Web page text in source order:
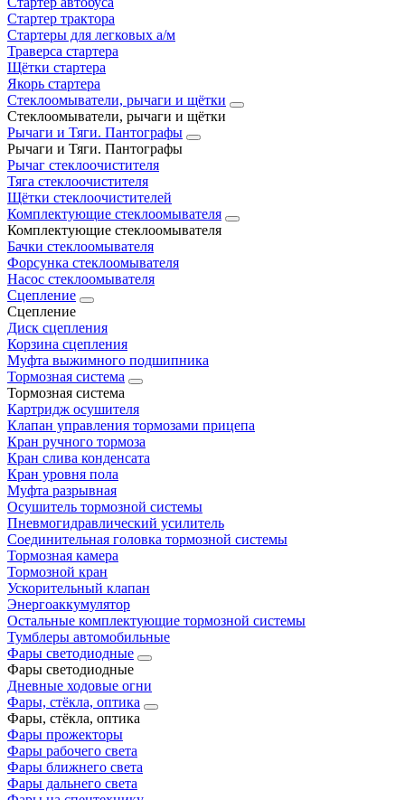
Стартер трактора
Стартеры для легковых а/м
Траверса стартера
Щётки стартера
Якорь стартера
Стеклоомыватели, рычаги и щётки
Стеклоомыватели, рычаги и щётки
Рычаги и Тяги. Пантографы
Рычаги и Тяги. Пантографы
Рычаг стеклоочистителя
Тяга стеклоочистителя
Щётки стеклоочистителей
Комплектующие стеклоомывателя
Комплектующие стеклоомывателя
Бачки стеклоомывателя
Форсунка стеклоомывателя
Насос стеклоомывателя
Сцепление
Сцепление
Диск сцепления
Корзина сцепления
Муфта выжимного подшипника
Тормозная система
Тормозная система
Картридж осушителя
Клапан управления тормозами прицепа
Кран ручного тормоза
Кран слива конденсата
Кран уровня пола
Муфта разрывная
Осушитель тормозной системы
Пневмогидравлический усилитель
Соединительная головка тормозной системы
Тормозная камера
Тормозной кран
Ускорительный клапан
Энергоаккумулятор
Остальные комплектующие тормозной системы
Тумблеры автомобильные
Фары светодиодные
Фары светодиодные
Дневные ходовые огни
Фары, стёкла, оптика
Фары, стёкла, оптика
Фары прожекторы
Фары рабочего света
Фары ближнего света
Фары дальнего света